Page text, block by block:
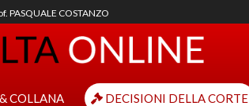
PASQUALE COSTANZO
COLLANA DECISIONI DELLA CORTE